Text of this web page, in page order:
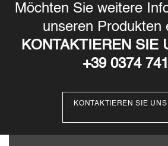
Möchten Sie weitere
unseren Produkten
KONTAKTIEREN SIE
+39 0374
KONTAKTIEREN SIE UNS